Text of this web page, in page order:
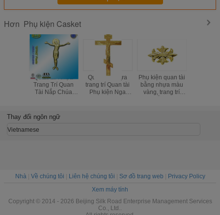
Hơn Phụ kiện Casket
Quan tài Nhựa
Trang Trí Quan
Tài Nắp Chúa
22x26.5 cm
plastico cristo
Quan tài Nhựa
trang trí Quan tài
Phụ kiện Nga
Phụ kiện quan tài
bằng nhựa màu
vàng, trang trí
Thay đổi ngôn ngữ
Vietnamese
Nhà| Về chúng tôi Liên hệ chúng tôi Sơ đồ trang web
Privacy Policy
Xem máy tính
Copyright © 2014 - 2026 Beijing Silk Road Enterprise Management Services
Co., Ltd..